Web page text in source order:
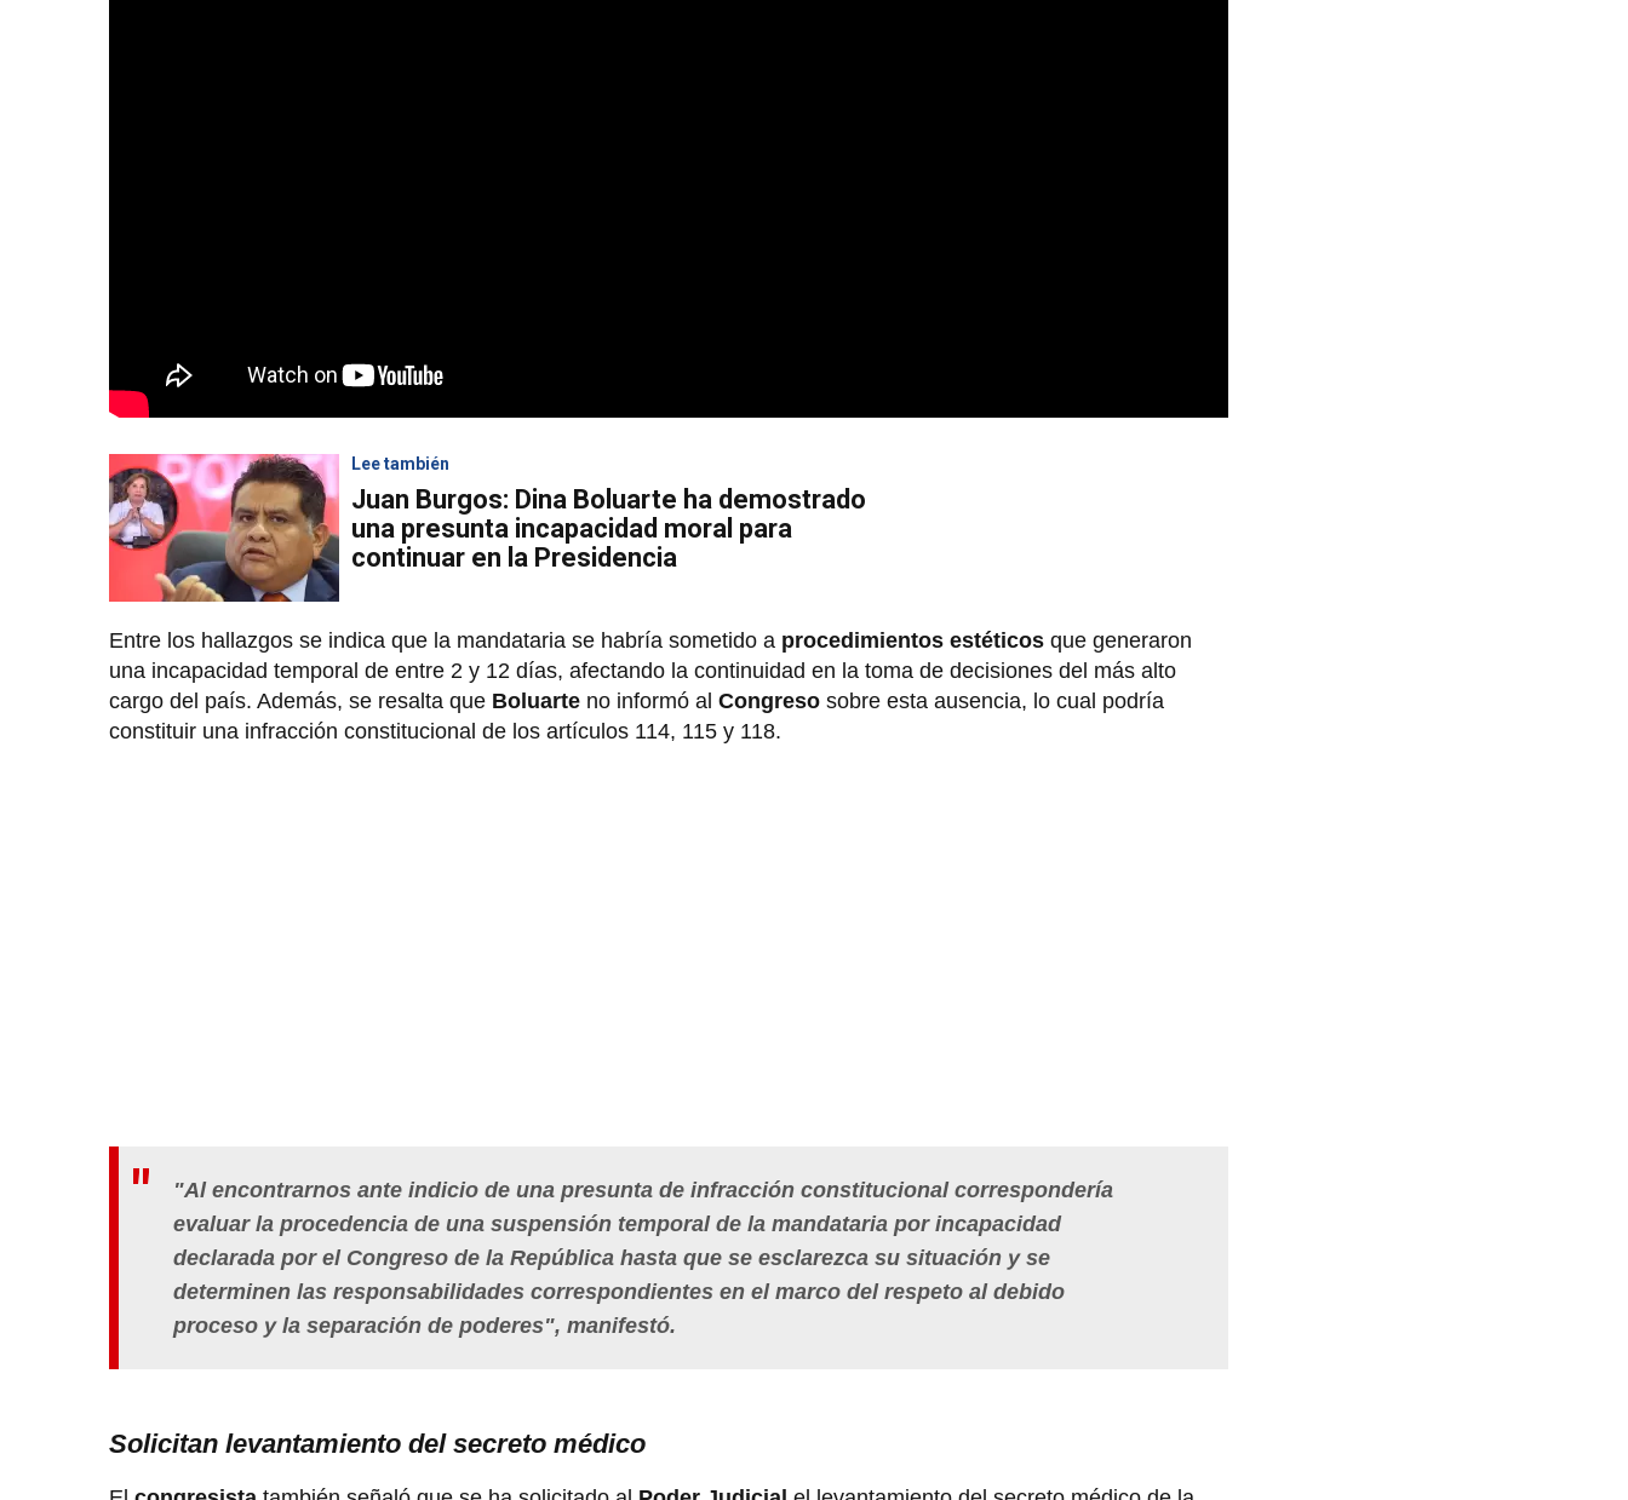
Lee también
Juan Burgos: Dina Boluarte ha demostrado
una presunta incapacidad moral para
continuar en la Presidencia
Entre los hallazgos se indica que la mandataria se habría sometido a procedimientos estéticos que generaron
una incapacidad temporal de entre 2 y 12 días, afectando la continuidad en la toma de decisiones del más alto
cargo del país. Además, se resalta que Boluarte no informó al Congreso sobre esta ausencia, lo cual podría
constituir una infracción constitucional de los artículos 114, 115 y 118.
"Al encontrarnos ante indicio de una presunta de infracción constitucional correspondería
evaluar la procedencia de una suspensión temporal de la mandataria por incapacidad
declarada por el Congreso de la República hasta que se esclarezca su situación y se
determinen las responsabilidades correspondientes en el marco del respeto al debido
proceso y la separación de poderes", manifestó.
Solicitan levantamiento del secreto médico